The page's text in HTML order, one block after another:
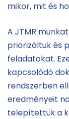
mikor, mit és
A JTMR
priorizáltuk és
feladatokat.
kapcsolódó
rendszerben
eredményeit
telepítettük a